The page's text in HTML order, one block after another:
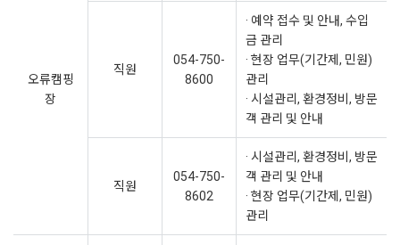
오류캠핑
장
직원
054-750-
8600
· 예약 접수 및 안내, 수입
금 관리
· 현장 업무(기간제, 민원)
관리
· 시설관리, 환경정비, 방문
객 관리 및 안내
직원
054-750-
8602
· 시설관리, 환경정비, 방문
객 관리 및 안내
· 현장 업무(기간제, 민원)
관리